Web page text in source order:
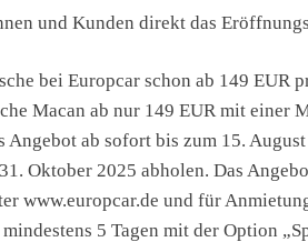
und Kunden direkt das
bei Europcar schon ab 149 EUR
Macan ab nur 149 EUR mit einer
Angebot ab sofort bis zum 15.
Oktober 2025 abholen. Das
www.europcar.de und für
5 Tagen mit der Option